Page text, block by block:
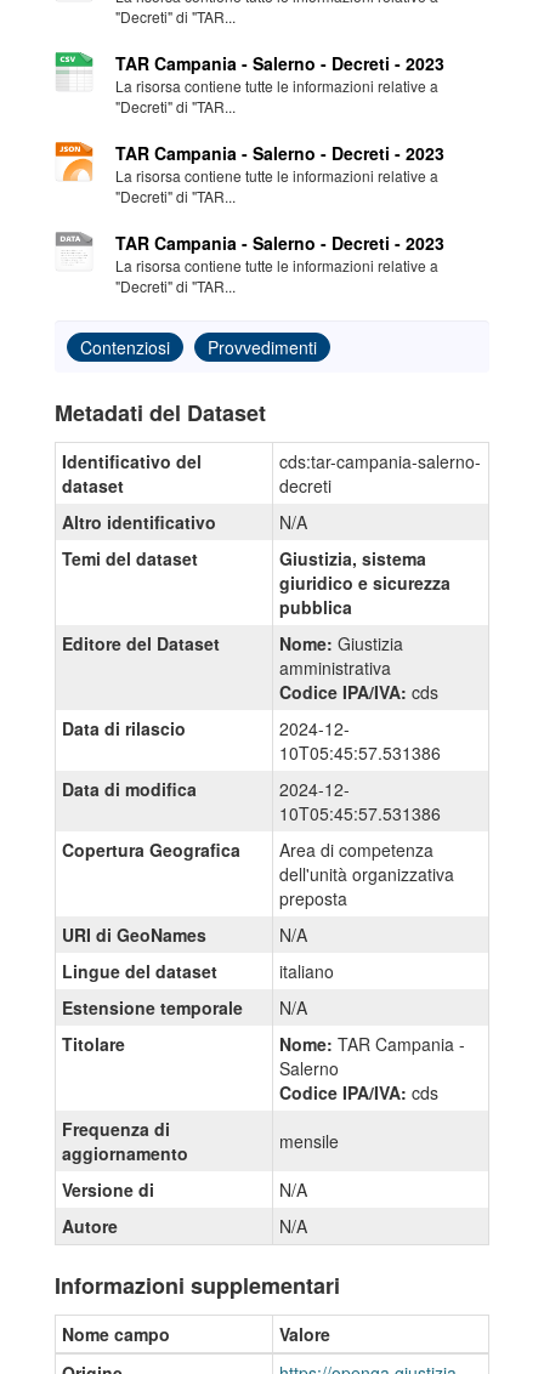
"Decreti" di "TAR...
TAR Campania - Salerno - Decreti - 2023
La risorsa contiene tutte le informazioni relative a
"Decreti" di "TAR...
TAR Campania - Salerno - Decreti - 2023
La risorsa contiene tutte le informazioni relative a
"Decreti" di "TAR...
TAR Campania - Salerno - Decreti - 2023
La risorsa contiene tutte le informazioni relative a
"Decreti" di "TAR...
Contenziosi Provvedimenti
Metadati del Dataset
Identificativo del
dataset
cds:tar-campania-salerno-
decreti
Altro identificativo
N/A
Temi del dataset
Giustizia, sistema
giuridico e sicurezza
pubblica
Editore del Dataset
Nome: Giustizia
amministrativa
Codice IPA/IVA: cds
Data di rilascio
2024-12-
10T05:45:57.531386
Data di modifica
2024-12-
10T05:45:57.531386
Copertura Geografica
Area di competenza
dell'unità organizzativa
preposta
URI di GeoNames
N/A
Lingue del dataset
italiano
Estensione temporale
N/A
Titolare
Nome: TAR Campania -
Salerno
Codice IPA/IVA: cds
Frequenza di
aggiornamento
mensile
Versione di
N/A
Autore
N/A
Informazioni supplementari
Nome campo
Valore